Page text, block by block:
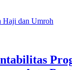
Haji dan Umroh